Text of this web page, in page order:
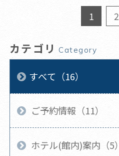
1
2
カテゴリ Category
すべて（16）
ご予約情報（11）
ホテル(館内)案内（5）